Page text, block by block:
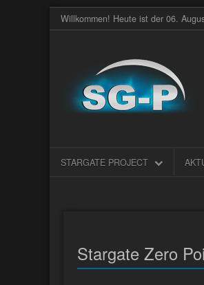
Willkommen! Heute ist der 06.
STARGATE PROJECT
Stargate Zero